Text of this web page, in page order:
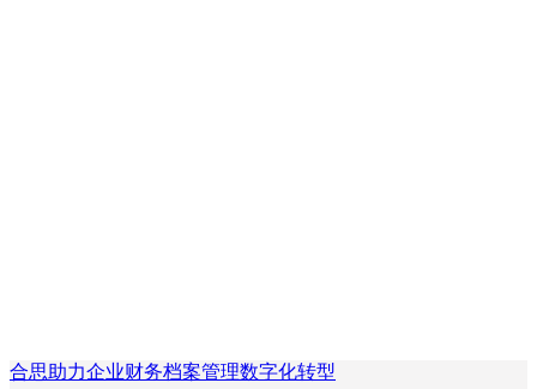
合思助力企业财务档案管理数字化转型